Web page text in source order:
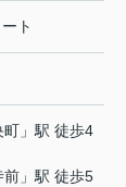
ト
町 」駅 徒歩4
前 」駅 徒歩5